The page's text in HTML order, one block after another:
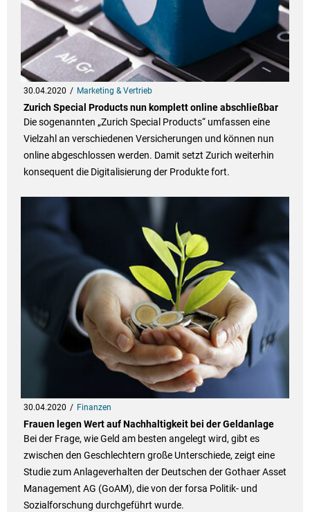
30.04.2020 Marketing & Vertrieb
Zurich Special Products nun komplett online abschließbar
Die sogenannten „Zurich Special Products“ umfassen eine
Vielzahl an verschiedenen Versicherungen und können nun
online abgeschlossen werden. Damit setzt Zurich weiterhin
konsequent die Digitalisierung der Produkte fort.
30.04.2020 Finanzen
Frauen legen Wert auf Nachhaltigkeit bei der Geldanlage
Bei der Frage, wie Geld am besten angelegt wird, gibt es
zwischen den Geschlechtern große Unterschiede, zeigt eine
Studie zum Anlageverhalten der Deutschen der Gothaer Asset
Management AG (GoAM), die von der forsa Politik- und
Sozialforschung durchgeführt wurde.